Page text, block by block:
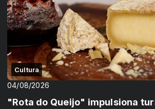
Cultura
04/08/2026
"Rota do Queijo" impulsiona